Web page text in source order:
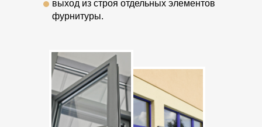
выход из строя отдельных элементов
фурнитуры.